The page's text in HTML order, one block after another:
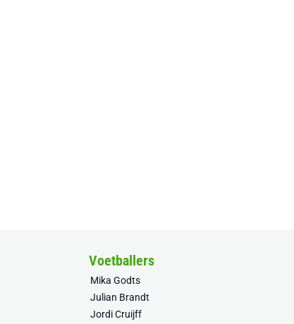
Voetballers
Mika Godts
Julian Brandt
Jordi Cruijff